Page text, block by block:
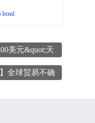
美元&quot;天
回调验证强势
全球贸易不确